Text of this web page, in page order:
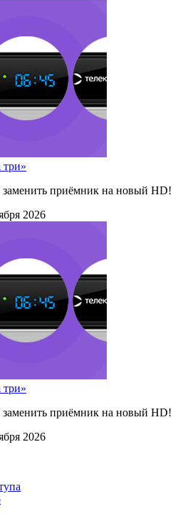
три»
приёмник на новый HD!
2026
три»
приёмник на новый HD!
2026